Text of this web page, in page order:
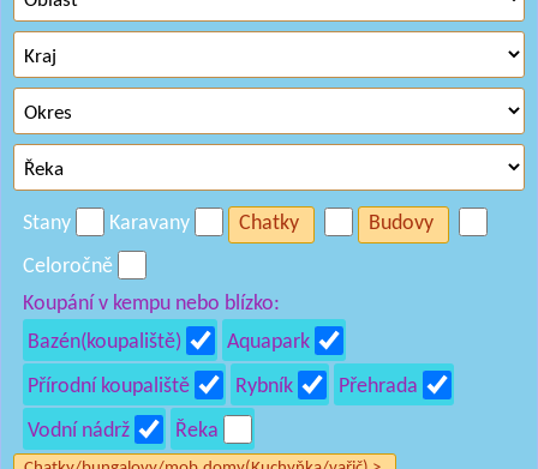
Stany Karavany Chatky
Budovy
Celoročně
Koupání v kempu nebo blízko:
Bazén(koupaliště)
Aquapark
Přírodní koupaliště
Rybník
Přehrada
Vodní nádrž
Řeka